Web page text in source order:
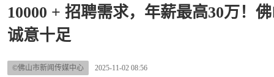
10000 + 招聘需求，年薪最高30万！
诚意十足
©佛山市新闻传媒中心 2025-11-02 08:56